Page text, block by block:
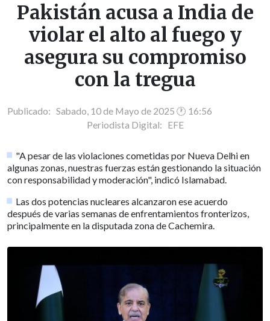
Pakistán acusa a India de
violar el alto al fuego y
asegura su compromiso
con la tregua
Publicado: Sabado, 10 de Mayo de 2025 🕐 16:56
Periodista Digital: EFE
"A pesar de las violaciones cometidas por Nueva Delhi en
algunas zonas, nuestras fuerzas están gestionando la situación
con responsabilidad y moderación", indicó Islamabad.
Las dos potencias nucleares alcanzaron ese acuerdo
después de varias semanas de enfrentamientos fronterizos,
principalmente en la disputada zona de Cachemira.